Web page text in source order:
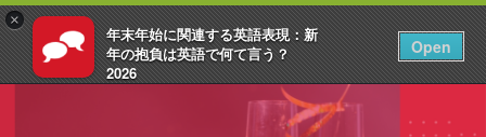
×
年末年始に関連する英語表現：新
年の抱負は英語で何て言う？
2026
Open
ログイン JA
コ